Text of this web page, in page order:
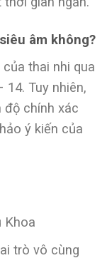
âm không?
thai nhi qua
Tuy nhiên,
độ chính xác
ý kiến của
trò vô cùng